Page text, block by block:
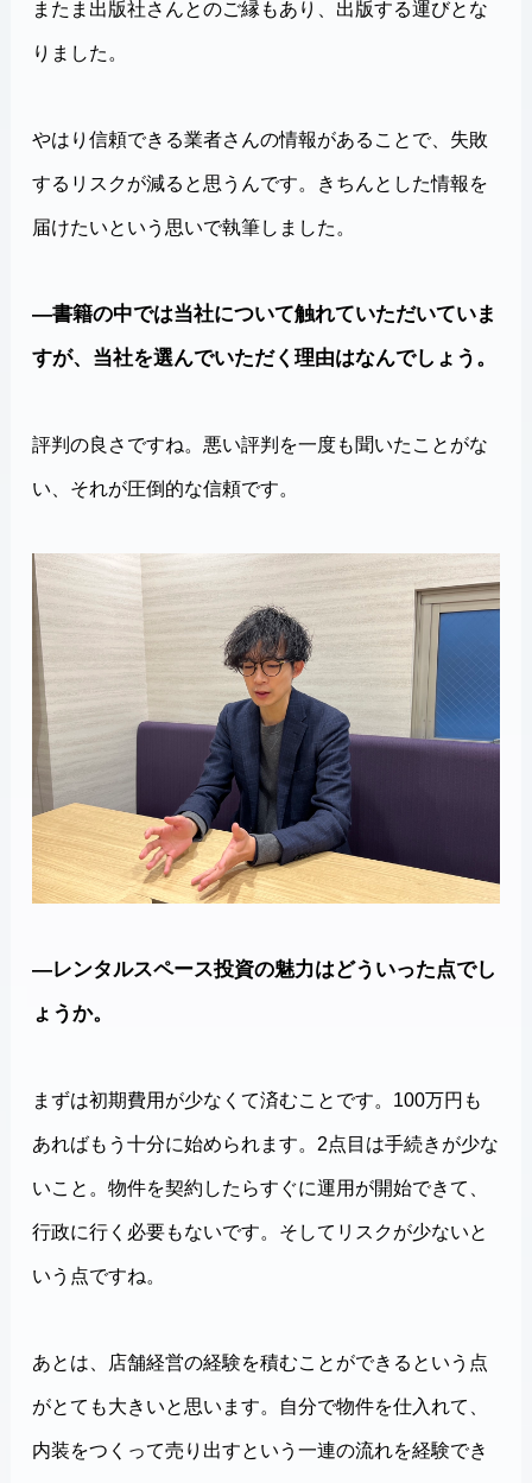
またま出版社さんとのご縁もあり、出版する運びとな
りました。
やはり信頼できる業者さんの情報があることで、失敗
するリスクが減ると思うんです。きちんとした情報を
届けたいという思いで執筆しました。
―書籍の中では当社について触れていただいていま
すが、当社を選んでいただく理由はなんでしょう。
評判の良さですね。悪い評判を一度も聞いたことがな
い、それが圧倒的な信頼です。
―レンタルスペース投資の魅力はどういった点でし
ょうか。
まずは初期費用が少なくて済むことです。100万円も
あればもう十分に始められます。2点目は手続きが少な
いこと。物件を契約したらすぐに運用が開始できて、
行政に行く必要もないです。そしてリスクが少ないと
いう点ですね。
あとは、店舗経営の経験を積むことができるという点
がとても大きいと思います。自分で物件を仕入れて、
内装をつくって売り出すという一連の流れを経験でき